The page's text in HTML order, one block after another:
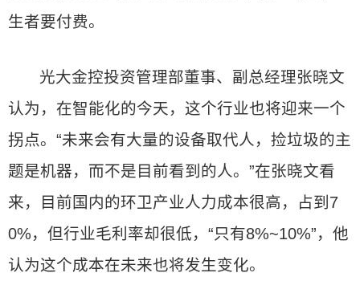
生者要付费。
光大金控投资管理部董事、副总经理张晓文
认为，在智能化的今天，这个行业也将迎来一个
拐点。“未来会有大量的设备取代人，捡垃圾的主
题是机器，而不是目前看到的人。”在张晓文看
来，目前国内的环卫产业人力成本很高，占到7
0%，但行业毛利率却很低，“只有8%~10%”，他
认为这个成本在未来也将发生变化。